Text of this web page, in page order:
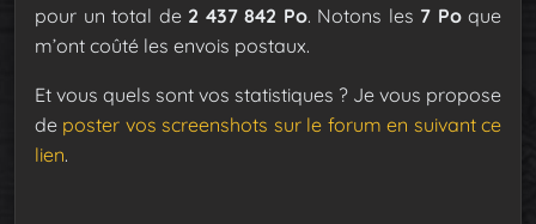
pour un total de 2 437 842 Po. Notons les 7 Poque
m’ont coûté les envois postaux.
Et vous quels sont vos statistiques ? Je vous propose
de poster vos screenshots sur le forum en suivant ce
lien.